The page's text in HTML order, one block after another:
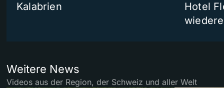
Kalabrien
Hotel
Weitere News
Videos aus der Region, der Schweiz und aller Welt